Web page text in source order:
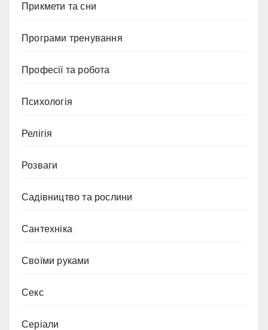
Прикмети та сни
Програми тренування
Професії та робота
Психологія
Релігія
Розваги
Садівництво та рослини
Сантехніка
Своїми руками
Секс
Серіали